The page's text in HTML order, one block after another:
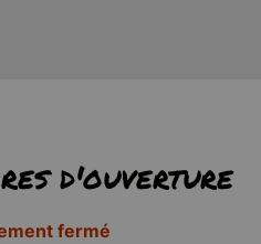
d'ouverture
fermé